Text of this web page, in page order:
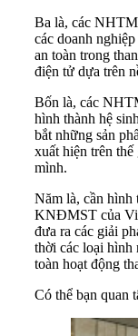
Ba là, các
các doanh
an toàn trong
điện tử dựa trên
Bốn là, các
hình thành hệ
bắt những sản
xuất hiện trên
mình.
Năm là, cần hình
KNĐMST của
đưa ra các giải
thời các loại hình
toàn hoạt động
Có thể bạn quan